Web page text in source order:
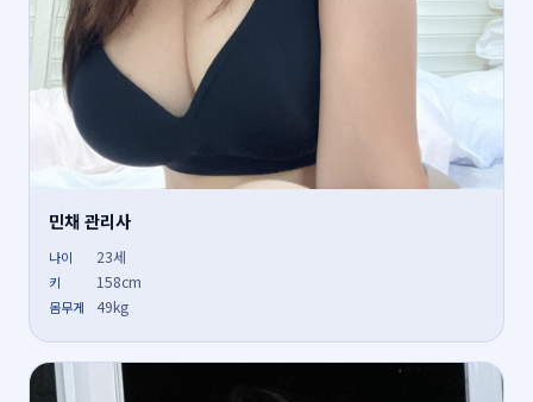
민채 관리사
나이 23세
키 158cm
몸무게 49kg